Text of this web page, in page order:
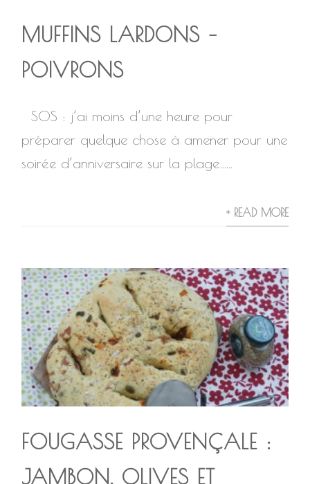
MUFFINS LARDONS –
POIVRONS
SOS : j’ai moins d’une heure pour
préparer quelque chose à amener pour une
soirée d’anniversaire sur la plage…...
+ READ MORE
FOUGASSE PROVENÇALE :
JAMBON, OLIVES ET